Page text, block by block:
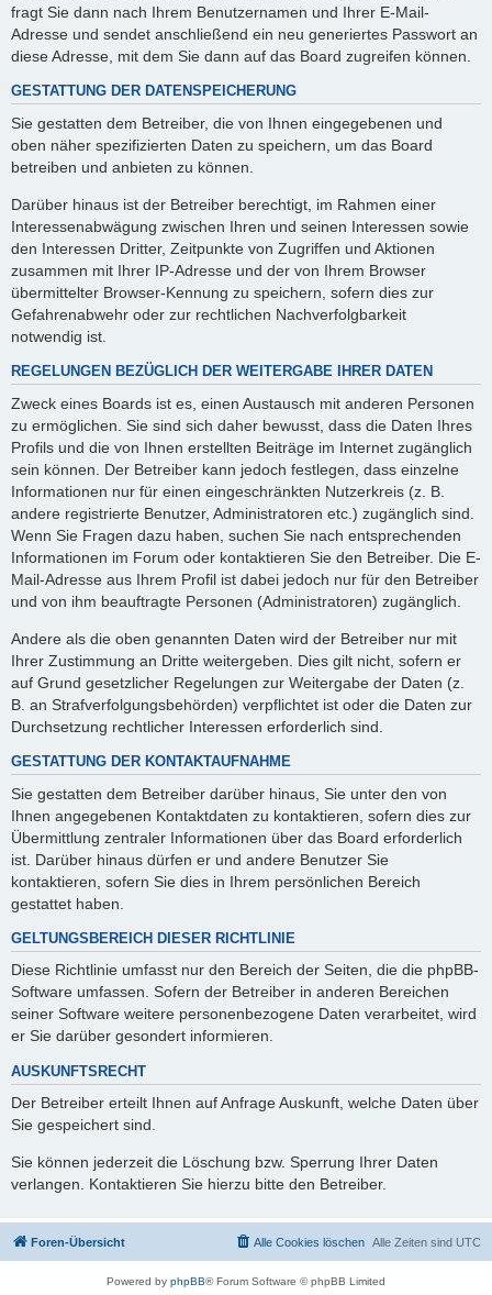
fragt Sie dann nach Ihrem Benutzernamen und Ihrer E-Mail-
Adresse und sendet anschließend ein neu generiertes Passwort an
diese Adresse, mit dem Sie dann auf das Board zugreifen können.
GESTATTUNG DER DATENSPEICHERUNG
Sie gestatten dem Betreiber, die von Ihnen eingegebenen und
oben näher spezifizierten Daten zu speichern, um das Board
betreiben und anbieten zu können.
Darüber hinaus ist der Betreiber berechtigt, im Rahmen einer
Interessenabwägung zwischen Ihren und seinen Interessen sowie
den Interessen Dritter, Zeitpunkte von Zugriffen und Aktionen
zusammen mit Ihrer IP-Adresse und der von Ihrem Browser
übermittelter Browser-Kennung zu speichern, sofern dies zur
Gefahrenabwehr oder zur rechtlichen Nachverfolgbarkeit
notwendig ist.
REGELUNGEN BEZÜGLICH DER WEITERGABE IHRER DATEN
Zweck eines Boards ist es, einen Austausch mit anderen Personen
zu ermöglichen. Sie sind sich daher bewusst, dass die Daten Ihres
Profils und die von Ihnen erstellten Beiträge im Internet zugänglich
sein können. Der Betreiber kann jedoch festlegen, dass einzelne
Informationen nur für einen eingeschränkten Nutzerkreis (z. B.
andere registrierte Benutzer, Administratoren etc.) zugänglich sind.
Wenn Sie Fragen dazu haben, suchen Sie nach entsprechenden
Informationen im Forum oder kontaktieren Sie den Betreiber. Die E-
Mail-Adresse aus Ihrem Profil ist dabei jedoch nur für den Betreiber
und von ihm beauftragte Personen (Administratoren) zugänglich.
Andere als die oben genannten Daten wird der Betreiber nur mit
Ihrer Zustimmung an Dritte weitergeben. Dies gilt nicht, sofern er
auf Grund gesetzlicher Regelungen zur Weitergabe der Daten (z.
B. an Strafverfolgungsbehörden) verpflichtet ist oder die Daten zur
Durchsetzung rechtlicher Interessen erforderlich sind.
GESTATTUNG DER KONTAKTAUFNAHME
Sie gestatten dem Betreiber darüber hinaus, Sie unter den von
Ihnen angegebenen Kontaktdaten zu kontaktieren, sofern dies zur
Übermittlung zentraler Informationen über das Board erforderlich
ist. Darüber hinaus dürfen er und andere Benutzer Sie
kontaktieren, sofern Sie dies in Ihrem persönlichen Bereich
gestattet haben.
GELTUNGSBEREICH DIESER RICHTLINIE
Diese Richtlinie umfasst nur den Bereich der Seiten, die die phpBB-
Software umfassen. Sofern der Betreiber in anderen Bereichen
seiner Software weitere personenbezogene Daten verarbeitet, wird
er Sie darüber gesondert informieren.
AUSKUNFTSRECHT
Der Betreiber erteilt Ihnen auf Anfrage Auskunft, welche Daten über
Sie gespeichert sind.
Sie können jederzeit die Löschung bzw. Sperrung Ihrer Daten
verlangen. Kontaktieren Sie hierzu bitte den Betreiber.
Foren-Übersicht Alle Zeiten sind UTC
Alle Cookies löschen
Powered by phpBB® Forum Software © phpBB Limited